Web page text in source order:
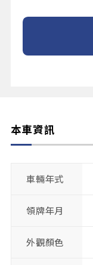
本車資訊
車輛年式
領牌年月
外觀顏色